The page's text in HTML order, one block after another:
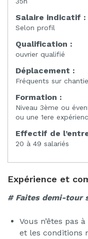
Salaire indicatif :
Selon profil
Qualification :
ouvrier qualifié
Déplacement :
Fréquents sur
Formation :
Niveau 3ème ou
ou une 1ere
Effectif de
20 à 49 salariés
Expérience et
# Faites demi-tour
Vous n’êtes pas
et les conditions